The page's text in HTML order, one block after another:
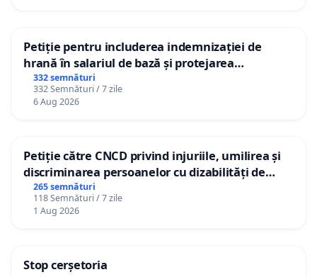
Petiție pentru includerea indemnizației de
hrană în salariul de bază și protejarea
gradațiilor de vechime pentru asistenții
personali
332 semnături
332 Semnături / 7 zile
6 Aug 2026
Petiție către CNCD privind injuriile, umilirea și
discriminarea persoanelor cu dizabilități de
către utilizatorul TikTok „Gorici”
265 semnături
118 Semnături / 7 zile
1 Aug 2026
Stop cerșetoria